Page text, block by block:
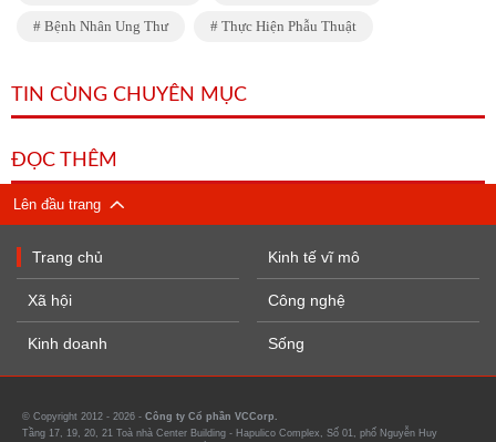
Bệnh Nhân Ung Thư Thực Hiện Phẫu Thuật
TIN CÙNG CHUYÊN MỤC
ĐỌC THÊM
Lên đầu trang
Trang chủ
Xã hội
Kinh doanh
Kinh tế vĩ mô
Công nghệ
Sống
© Copyright 2012 - 2026 - Công ty Cổ phần VCCorp.
Tầng 17, 19, 20, 21 Toà nhà Center Building - Hapulico Complex, Số 01, phố Nguyễn Huy